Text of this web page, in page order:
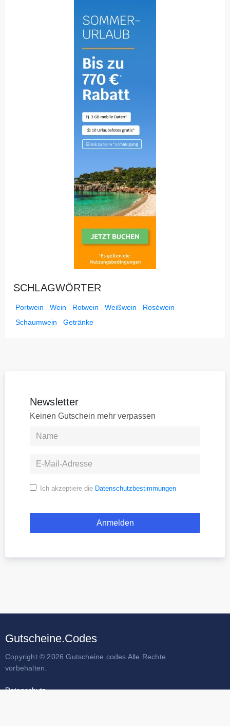
SCHLAGWÖRTER
Portwein Wein Rotwein Weißwein
Roséwein
Schaumwein
Getränke
Newsletter
Keinen Gutschein mehr verpassen
Ich akzeptiere die Datenschutzbestimmungen
Gutscheine.Codes
Copyright © 2026 Gutscheine.codes Alle Rechte
vorbehalten.
Datenschutz